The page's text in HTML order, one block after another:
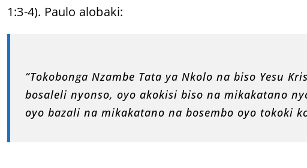
1:3-4). Paulo alobaki:
“Tokobonga Nzambe Tata ya Nkolo na biso Yesu
bosaleli nyonso, oyo akokisi biso na mikakatano
oyo bazali na mikakatano na bosembo oyo tokoki